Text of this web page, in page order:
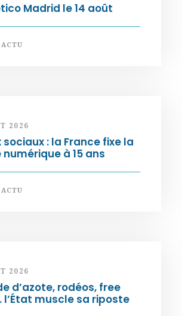
Madrid le 14 août
2026
sociaux : la France fixe la
à 15 ans
2026
d’azote, rodéos, free
muscle sa riposte